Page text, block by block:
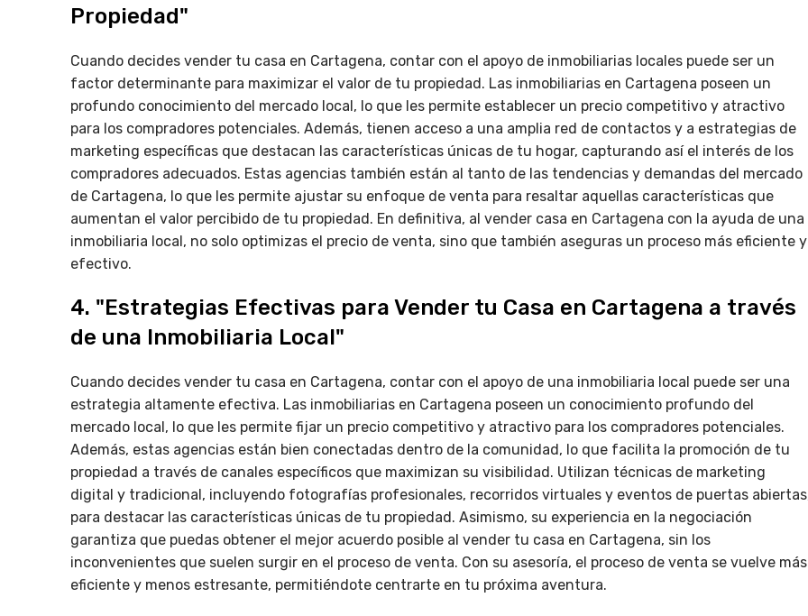
Propiedad"
Cuando decides vender tu casa en Cartagena, contar con el apoyo de inmobiliarias locales puede ser un
factor determinante para maximizar el valor de tu propiedad. Las inmobiliarias en Cartagena poseen un
profundo conocimiento del mercado local, lo que les permite establecer un precio competitivo y atractivo
para los compradores potenciales. Además, tienen acceso a una amplia red de contactos y a estrategias de
marketing específicas que destacan las características únicas de tu hogar, capturando así el interés de los
compradores adecuados. Estas agencias también están al tanto de las tendencias y demandas del mercado
de Cartagena, lo que les permite ajustar su enfoque de venta para resaltar aquellas características que
aumentan el valor percibido de tu propiedad. En definitiva, al vender casa en Cartagena con la ayuda de una
inmobiliaria local, no solo optimizas el precio de venta, sino que también aseguras un proceso más eficiente y
efectivo.
4. "Estrategias Efectivas para Vender tu Casa en Cartagena a través
de una Inmobiliaria Local"
Cuando decides vender tu casa en Cartagena, contar con el apoyo de una inmobiliaria local puede ser una
estrategia altamente efectiva. Las inmobiliarias en Cartagena poseen un conocimiento profundo del
mercado local, lo que les permite fijar un precio competitivo y atractivo para los compradores potenciales.
Además, estas agencias están bien conectadas dentro de la comunidad, lo que facilita la promoción de tu
propiedad a través de canales específicos que maximizan su visibilidad. Utilizan técnicas de marketing
digital y tradicional, incluyendo fotografías profesionales, recorridos virtuales y eventos de puertas
para destacar las características únicas de tu propiedad. Asimismo, su experiencia en la negociación
garantiza que puedas obtener el mejor acuerdo posible al vender tu casa en Cartagena, sin los
inconvenientes que suelen surgir en el proceso de venta. Con su asesoría, el proceso de venta se vuelve más
eficiente y menos estresante, permitiéndote centrarte en tu próxima aventura.